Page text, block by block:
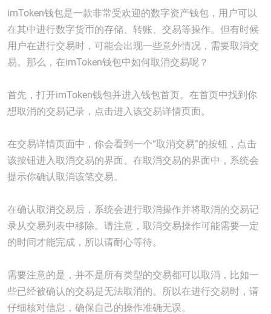
imToken钱包是一款非常受欢迎的数字资产钱包，用户可以
在其中进行数字货币的存储、转账、交易等操作。但有时候
用户在进行交易时，可能会出现一些意外情况，需要取消交
易。那么，在imToken钱包中如何取消交易呢？
首先，打开imToken钱包并进入钱包首页。在首页中找到你
想取消的交易记录，点击进入该交易详情页面。
在交易详情页面中，你会看到一个“取消交易”的按钮，点击
该按钮进入取消交易的界面。在取消交易的界面中，系统会
提示你确认取消该笔交易。
在确认取消交易后，系统会进行取消操作并将取消的交易记
录从交易列表中移除。请注意，取消交易操作可能需要一定
的时间才能完成，所以请耐心等待。
需要注意的是，并不是所有类型的交易都可以取消，比如一
些已经被确认的交易是无法取消的。所以在进行交易时，请
仔细核对信息，确保自己的操作准确无误。